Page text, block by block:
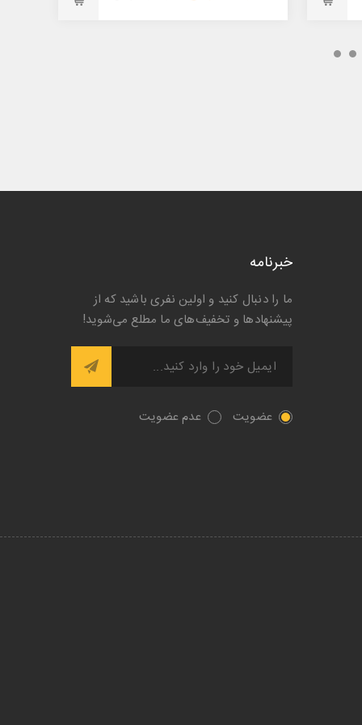
خبرنامه
ما را دنبال کنید و اولین نفری باشید که از
پیشنها‌د‌ها و تخفیف‌های ما مطلع می‌شوید!
عضویت عدم عضویت